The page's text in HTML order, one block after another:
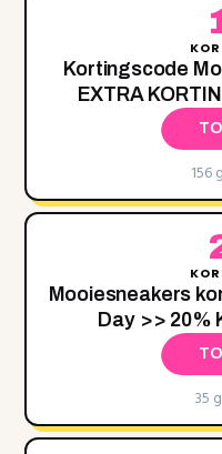
Kortingscode
EXTRA
156
Mooiesneakers
Day >> 20%
35